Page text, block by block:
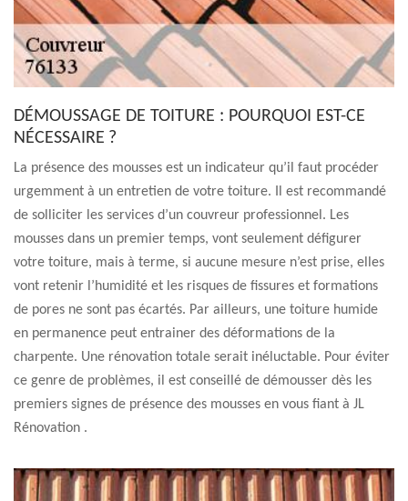
DÉMOUSSAGE DE TOITURE : POURQUOI EST-CE
NÉCESSAIRE ?
La présence des mousses est un indicateur qu’il faut procéder
urgemment à un entretien de votre toiture. Il est recommandé
de solliciter les services d’un couvreur professionnel. Les
mousses dans un premier temps, vont seulement défigurer
votre toiture, mais à terme, si aucune mesure n’est prise, elles
vont retenir l’humidité et les risques de fissures et formations
de pores ne sont pas écartés. Par ailleurs, une toiture humide
en permanence peut entrainer des déformations de la
charpente. Une rénovation totale serait inéluctable. Pour éviter
ce genre de problèmes, il est conseillé de démousser dès les
premiers signes de présence des mousses en vous fiant à JL
Rénovation .